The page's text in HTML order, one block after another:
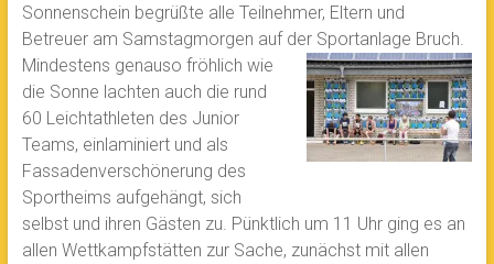
Sonnenschein begrüßte alle Teilnehmer, Eltern und
Betreuer am Samstagmorgen auf der Sportanlage Bruch.
Mindestens genauso fröhlich wie
die Sonne lachten auch die rund
60 Leichtathleten des Junior
Teams, einlaminiert und als
Fassadenverschönerung des
Sportheims aufgehängt, sich
selbst und ihren Gästen zu. Pünktlich um 11 Uhr ging es an
allen Wettkampfstätten zur Sache, zunächst mit allen